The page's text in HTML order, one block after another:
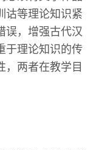
诂等理论知识紧
误，增强古代汉
于理论知识的传
，两者在教学目